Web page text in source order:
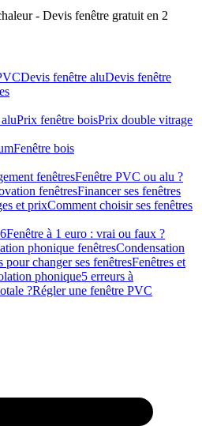
- Devis fenêtre gratuit en 2
Devis fenêtre aluDevis fenêtre
Prix fenêtre boisPrix double vitrage
Fenêtre bois
fenêtresFenêtre PVC ou alu ?
fenêtresFinancer ses fenêtres
et prixComment choisir ses fenêtres
Fenêtre à 1 euro : vrai ou faux ?
phonique fenêtresCondensation
pour changer ses fenêtresFenêtres et
phonique5 erreurs à
?Régler une fenêtre PVC